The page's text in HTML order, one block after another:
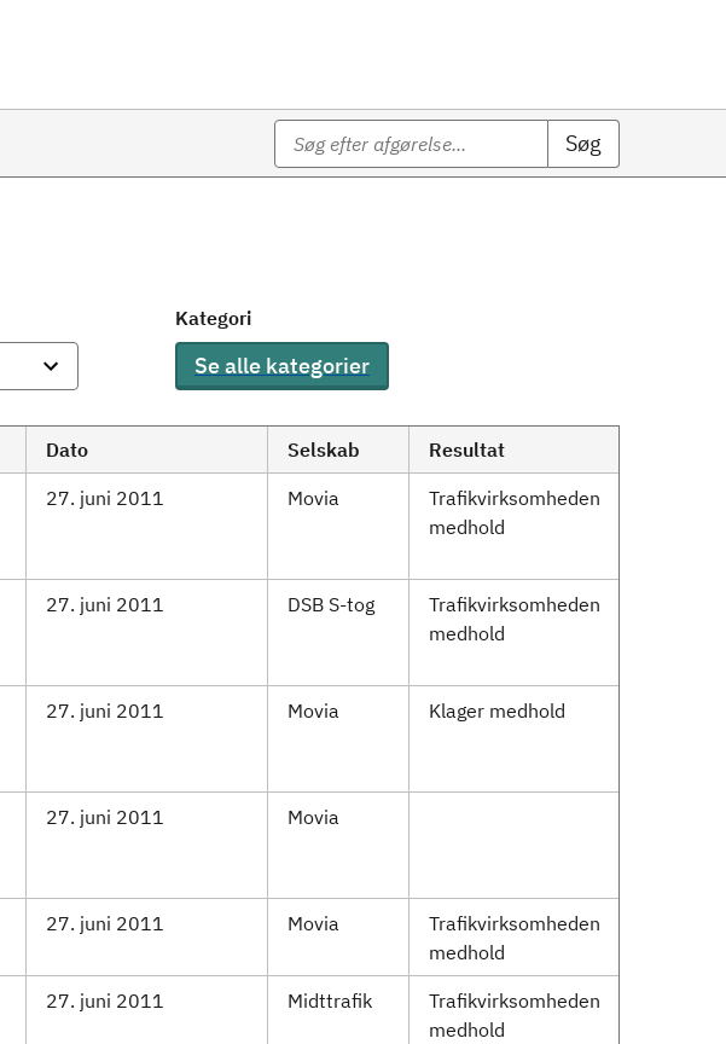
Søg
Kategori
Se alle kategorier
Dato Selskab
Resultat
27. juni 2011 Movia
Trafikvirksomheden
medhold
27. juni 2011 DSB S-tog
Trafikvirksomheden
medhold
27. juni 2011 Movia Klager medhold
27. juni 2011 Movia
27. juni 2011 Movia
Trafikvirksomheden
medhold
27. juni 2011 Midttrafik
Trafikvirksomheden
medhold